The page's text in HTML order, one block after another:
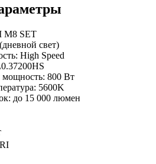
M8 SET
свет)
High Speed
мощность: 800 Вт
5600K
до 15 000 люмен